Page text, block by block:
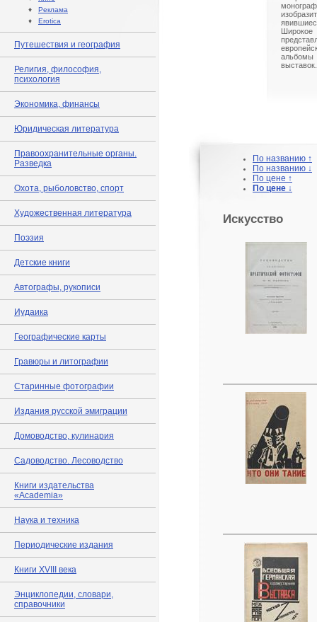
♦ Реклама
♦ Erotica
Путешествия и география
Религия, философия,
психология
Экономика, финансы
Юридическая литература
Правоохранительные органы.
Разведка
Охота, рыболовство, спорт
Художественная литература
Поэзия
Детские книги
Автографы, рукописи
Иудаика
Географические карты
Гравюры и литографии
Старинные фотографии
Издания русской эмиграции
Домоводство, кулинария
Садоводство. Лесоводство
Книги издательства
«Academia»
Наука и техника
Периодические издания
Книги XVIII века
Энциклопедии, словари,
справочники
выставок.
По названию ↑
По названию ↓
По цене ↑
По цене ↓
Искусство